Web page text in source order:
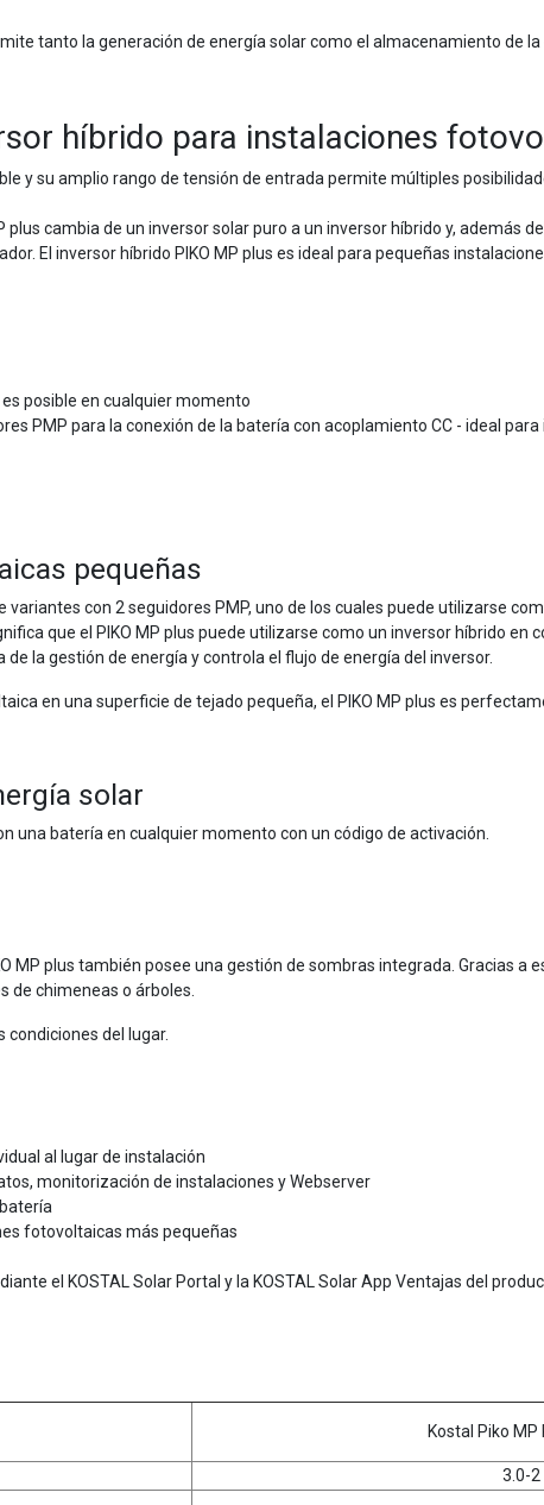
tanto la generación de energía solar como el almacenamiento de
híbrido para instalaciones
y su amplio rango de tensión de entrada permite múltiples
plus cambia de un inversor solar puro a un inversor híbrido y, además
El inversor híbrido PIKO MP plus es ideal para pequeñas
posible en cualquier momento
PMP para la conexión de la batería con acoplamiento CC - ideal
pequeñas
variantes con 2 seguidores PMP, uno de los cuales puede utilizarse
que el PIKO MP plus puede utilizarse como un inversor híbrido en
la gestión de energía y controla el flujo de energía del inversor.
en una superficie de tejado pequeña, el PIKO MP plus es
solar
una batería en cualquier momento con un código de activación.
MP plus también posee una gestión de sombras integrada. Gracias a
de chimeneas o árboles.
del lugar.
al lugar de instalación
monitorización de instalaciones y Webserver
fotovoltaicas más pequeñas
el KOSTAL Solar Portal y la KOSTAL Solar App Ventajas del
Kostal Piko MP
3.0-2